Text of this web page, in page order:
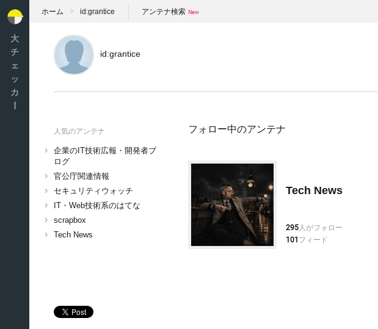
大
チ
ェ
ッ
カ
ホーム id:grantice アンテナ検索
id:grantice
人気のアンテナ
企業のIT技術広報・開発者ブ
ログ
官公庁関連情報
セキュリティウォッチ
IT・Web技術系のはてな
scrapbox
Tech News
フォロー中のアンテナ
Tech News
295人がフォロー
101 フィード